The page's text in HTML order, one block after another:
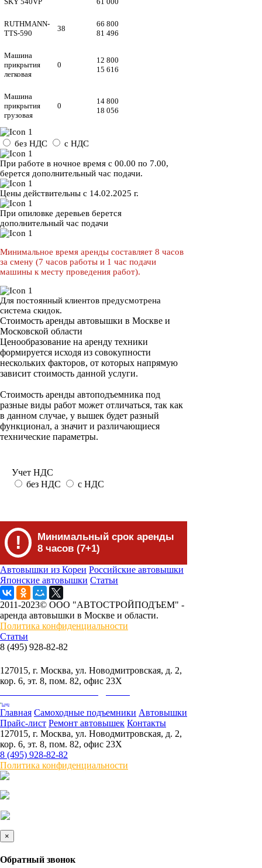
RUTHMANN-
TTS-590
38
66 800
81 496
Машина
прикрытия
легковая
0
12 800
15 616
Машина
прикрытия
грузовая
0
14 800
18 056
без НДС с НДС
При работе в ночное время с 00.00 по 7.00,
берется дополнительный час подачи.
Цены действительны с 14.02.2025 г.
При опиловке деревьев берется
дополнительный час подачи
Минимальное время аренды составляет 8 часов
за смену (7 часов работы и 1 час подачи
машины к месту проведения работ).
Для постоянный клиентов предусмотрена
система скидок.
Стоимость аренды автовышки в Москве и
Московской области
Ценообразование на аренду техники
формируется исходя из совокупности
нескольких факторов, от которых напрямую
зависит стоимость данной услуги.
Стоимость аренды автоподъемника под
разные виды работ может отличаться, так как
в данном случае, у вышек будет разный
функционал, а значит и различающиеся
технические параметры.
Учет НДС
без НДС
с НДС
!
Минимальный срок аренды
8 часов (7+1)
Автовышки из Кореи Российские автовышки
Японские автовышки Статьи
2011-2023© ООО "АВТОСТРОЙПОДЪЕМ" -
аренда автовышки в Москве и области.
Политика конфиденциальности
Статьи
8 (495) 928-82-82
127015, г. Москва, ул. Новодмитровская, д. 2,
кор. 6, эт. 8, пом. 82, офис 23Х
Главная Самоходные подъемники Автовышки
Прайс-лист Ремонт автовышек Контакты
127015, г. Москва, ул. Новодмитровская, д. 2,
кор. 6, эт. 8, пом. 82, офис 23Х
8 (495) 928-82-82
Политика конфиденциальности
×
Обратный звонок